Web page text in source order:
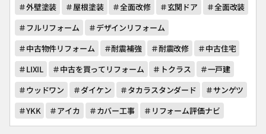
＃外壁塗装
＃屋根塗装 ＃全面改修 ＃玄関ドア
＃全面改装
＃フルリフォーム
＃デザインリフォーム
＃中古物件リフォーム
＃耐震補強 ＃耐震改修
＃中古住宅
＃LIXIL
＃中古を買ってリフォーム ＃トクラス
＃一戸建
＃ウッドワン
＃ダイケン ＃タカラスタンダード
＃サンゲツ
＃YKK
＃アイカ ＃カバー工事 ＃リフォーム評価ナビ